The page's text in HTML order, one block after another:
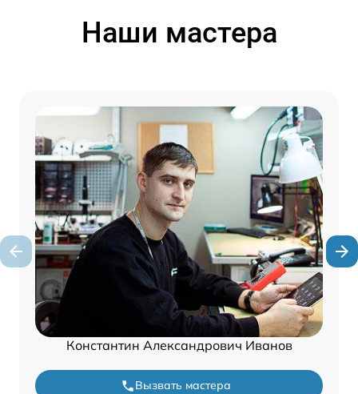
Наши мастера
Константин Александрович Иванов
Вызвать мастера